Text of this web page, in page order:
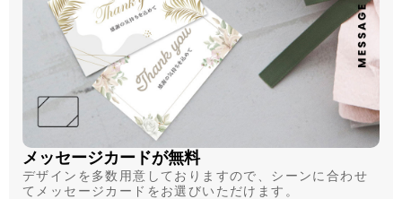
メッセージカードが無料
デザインを多数用意しておりますので、シーンに合わせ
てメッセージカードをお選びいただけます。